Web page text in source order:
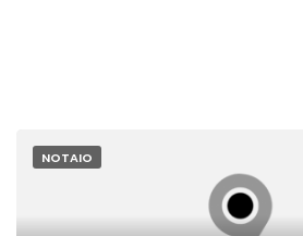
NOTAIO